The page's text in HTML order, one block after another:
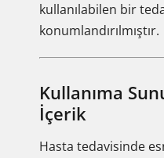
kullanılabilen bir
konumlandırılmıştır.
Kullanıma
İçerik
Hasta tedavisinde